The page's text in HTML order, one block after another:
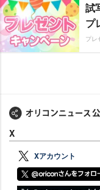
試
プ
プレ
X
Xアカウント